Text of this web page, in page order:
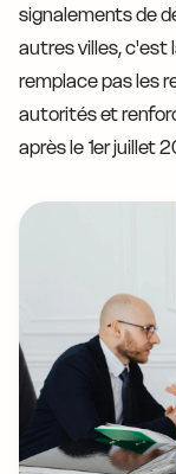
signalements de
autres villes, c'est
remplace pas les
autorités et
après le 1er juillet